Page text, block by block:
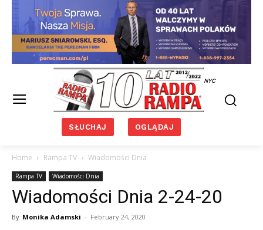
NYC
SŁUCHAJ OGLĄDAJ
Home Rampa TV Wiadomości Dnia
Rampa TV Wiadomości Dnia
Wiadomości Dnia 2-24-20
By Monika Adamski - February 24, 2020